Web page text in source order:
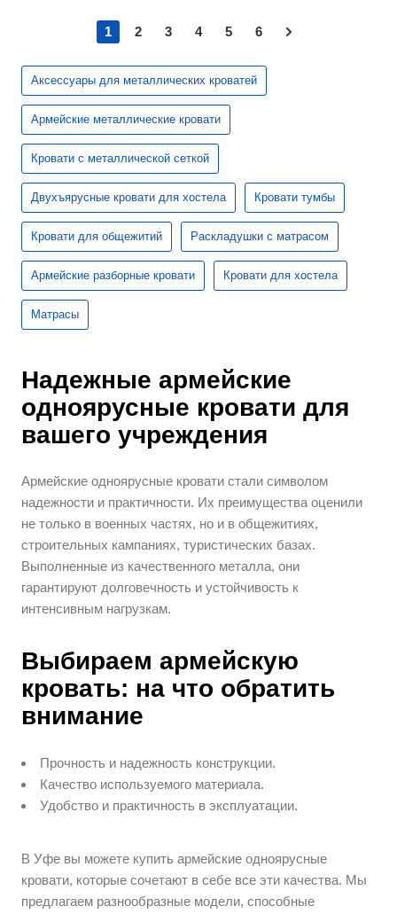
1 2 3 4 5 6
Аксессуары для металлических кроватей
Армейские металлические кровати
Кровати с металлической сеткой
Двухъярусные кровати для хостела Кровати тумбы
Кровати для общежитий Раскладушки с матрасом
Армейские разборные кровати Кровати для хостела
Матрасы
Надежные армейские
одноярусные кровати для
вашего учреждения
Армейские одноярусные кровати стали символом
надежности и практичности. Их преимущества оценили
не только в военных частях, но и в общежитиях,
строительных кампаниях, туристических базах.
Выполненные из качественного металла, они
гарантируют долговечность и устойчивость к
интенсивным нагрузкам.
Выбираем армейскую
кровать: на что обратить
внимание
Прочность и надежность конструкции.
Качество используемого материала.
Удобство и практичность в эксплуатации.
В Уфе вы можете купить армейские одноярусные
кровати, которые сочетают в себе все эти качества. Мы
предлагаем разнообразные модели, способные